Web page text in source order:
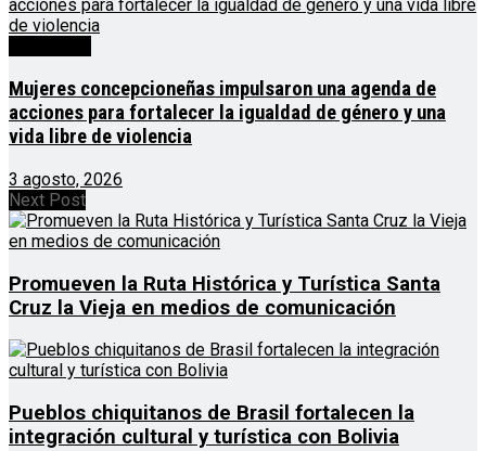
Mujeres concepcioneñas impulsaron una agenda de
acciones para fortalecer la igualdad de género y una
vida libre de violencia
3 agosto, 2026
Next Post
Promueven la Ruta Histórica y Turística Santa
Cruz la Vieja en medios de comunicación
Pueblos chiquitanos de Brasil fortalecen la
integración cultural y turística con Bolivia